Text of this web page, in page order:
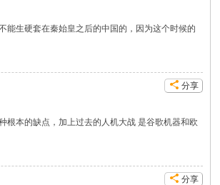
能生硬套在秦始皇之后的中国的，因为这个时候的
分享
根本的缺点，加上过去的人机大战 是谷歌机器和欧
分享